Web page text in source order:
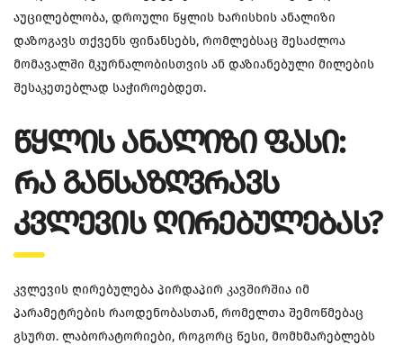
აუცილებლობა, დროული წყლის ხარისხის ანალიზი
დაზოგავს თქვენს ფინანსებს, რომლებსაც შესაძლოა
მომავალში მკურნალობისთვის ან დაზიანებული მილების
შესაკეთებლად საჭიროებდეთ.
ᲬᲧᲚᲘᲡ ᲐᲜᲐᲚᲘᲖᲘ ᲤᲐᲡᲘ:
ᲠᲐ ᲒᲐᲜᲡᲐᲖᲦᲕᲠᲐᲕᲡ
ᲙᲕᲚᲔᲕᲘᲡ ᲦᲘᲠᲔᲑᲣᲚᲔᲑᲐᲡ?
კვლევის ღირებულება პირდაპირ კავშირშია იმ
პარამეტრების რაოდენობასთან, რომელთა შემოწმებაც
გსურთ. ლაბორატორიები, როგორც წესი, მომხმარებლებს